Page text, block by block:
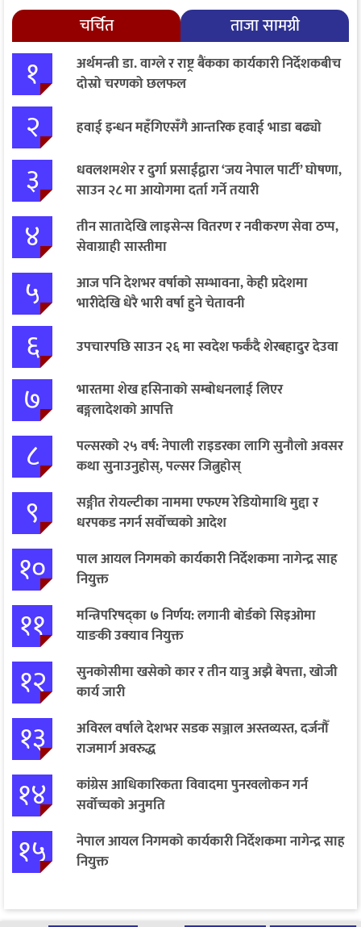
चर्चित ताजा सामग्री
१
अर्थमन्त्री डा. वाग्ले र राष्ट्र बैंकका कार्यकारी निर्देशकबीच
दोस्रो चरणको छलफल
२ हवाई इन्धन महँगिएसँगै आन्तरिक हवाई भाडा बढ्यो
३
धवलशमशेर र दुर्गा प्रसाईंद्वारा ‘जय नेपाल पार्टी’ घोषणा,
साउन २८ मा आयोगमा दर्ता गर्ने तयारी
४
तीन सातादेखि लाइसेन्स वितरण र नवीकरण सेवा ठप्प,
सेवाग्राही सास्तीमा
५
आज पनि देशभर वर्षाको सम्भावना, केही प्रदेशमा
भारीदेखि धेरै भारी वर्षा हुने चेतावनी
६ उपचारपछि साउन २६ मा स्वदेश फर्कँदै शेरबहादुर देउवा
७
भारतमा शेख हसिनाको सम्बोधनलाई लिएर
बङ्गलादेशको आपत्ति
८
पल्सरको २५ वर्ष: नेपाली राइडरका लागि सुनौलो अवसर
कथा सुनाउनुहोस्, पल्सर जित्नुहोस्
९
सङ्गीत रोयल्टीका नाममा एफएम रेडियोमाथि मुद्दा र
धरपकड नगर्न सर्वोच्चको आदेश
१०
पाल आयल निगमको कार्यकारी निर्देशकमा नागेन्द्र साह
नियुक्त
११
मन्त्रिपरिषद्का ७ निर्णय: लगानी बोर्डको सिइओमा
याङकी उक्याव नियुक्त
१२
सुनकोसीमा खसेको कार र तीन यात्रु अझै बेपत्ता, खोजी
कार्य जारी
१३
अविरल वर्षाले देशभर सडक सञ्जाल अस्तव्यस्त, दर्जनौँ
राजमार्ग अवरुद्ध
१४
कांग्रेस आधिकारिकता विवादमा पुनरवलोकन गर्न
सर्वोच्चको अनुमति
१५
नेपाल आयल निगमको कार्यकारी निर्देशकमा नागेन्द्र साह
नियुक्त